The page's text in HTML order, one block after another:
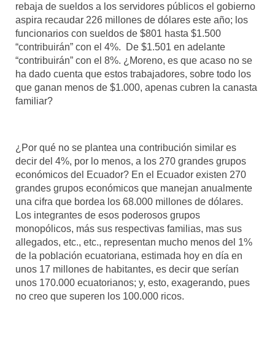
rebaja de sueldos a los servidores públicos el gobierno
aspira recaudar 226 millones de dólares este año; los
funcionarios con sueldos de $801 hasta $1.500
“contribuirán” con el 4%. De $1.501 en adelante
“contribuirán” con el 8%. ¿Moreno, es que acaso no se
ha dado cuenta que estos trabajadores, sobre todo los
que ganan menos de $1.000, apenas cubren la canasta
familiar?
¿Por qué no se plantea una contribución similar es
decir del 4%, por lo menos, a los 270 grandes grupos
económicos del Ecuador? En el Ecuador existen 270
grandes grupos económicos que manejan anualmente
una cifra que bordea los 68.000 millones de dólares.
Los integrantes de esos poderosos grupos
monopólicos, más sus respectivas familias, mas sus
allegados, etc., etc., representan mucho menos del 1%
de la población ecuatoriana, estimada hoy en día en
unos 17 millones de habitantes, es decir que serían
unos 170.000 ecuatorianos; y, esto, exagerando, pues
no creo que superen los 100.000 ricos.